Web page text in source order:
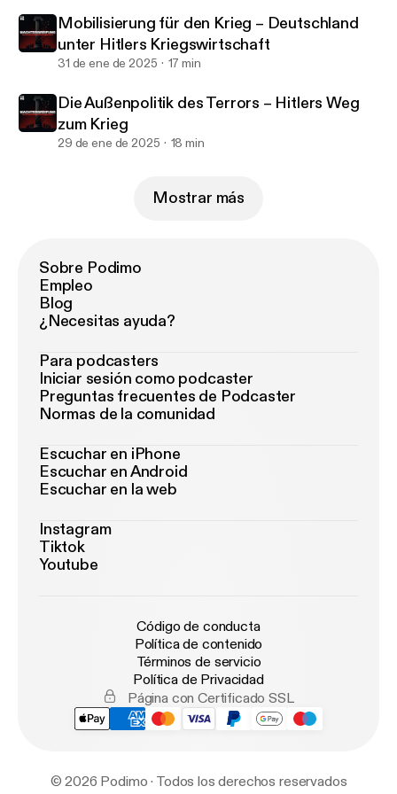
Mobilisierung für den Krieg – Deutschland
unter Hitlers Kriegswirtschaft
31 de ene de 2025 17 min
Die Außenpolitik des Terrors – Hitlers Weg
zum Krieg
29 de ene de 2025 18 min
Mostrar más
Sobre Podimo
Empleo
Blog
¿Necesitas ayuda?
Para podcasters
Iniciar sesión como podcaster
Preguntas frecuentes de Podcaster
Normas de la comunidad
Escuchar en iPhone
Escuchar en Android
Escuchar en la web
Instagram
Tiktok
Youtube
Código de conducta
Política de contenido
Términos de servicio
Política de Privacidad
Página con Certificado SSL
© 2026 Podimo · Todos los derechos reservados